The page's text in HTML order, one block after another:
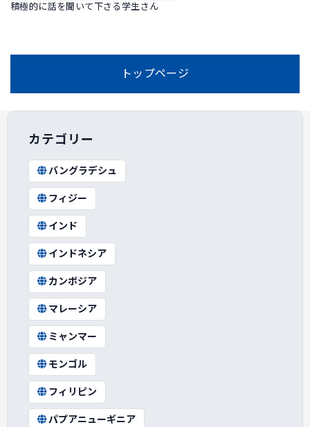
積極的に話を聞いて下さる学生さん
トップページ
カテゴリー
バングラデシュ
フィジー
インド
インドネシア
カンボジア
マレーシア
ミャンマー
モンゴル
フィリピン
パプアニューギニア